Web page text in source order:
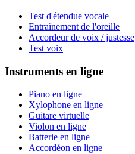
Test d'étendue vocale
Entraînement de l'oreille
Accordeur de voix / justesse
Test voix
Instruments en ligne
Piano en ligne
Xylophone en ligne
Guitare virtuelle
Violon en ligne
Batterie en ligne
Accordéon en ligne